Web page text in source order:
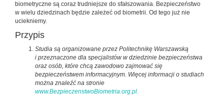
biometryczne są coraz trudniejsze do sfałszowania. Bezpieczeństwo
w wielu dziedzinach będzie zależeć od biometrii. Od tego już nie
uciekniemy.
Przypis
Studia są organizowane przez Politechnikę Warszawską
i przeznaczone dla specjalistów w dziedzinie bezpieczeństwa
oraz osób, które chcą zawodowo zajmować się
bezpieczeństwem informacyjnym. Więcej informacji o studiach
można znaleźć na stronie
www.BezpieczenstwoBiometria.org.pl.